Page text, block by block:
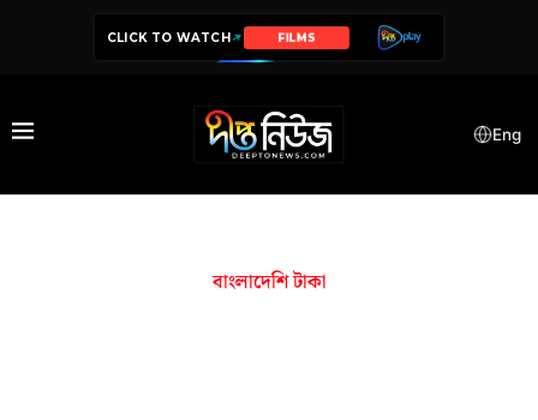
CLICK TO WATCH SERIES
Eng
বাংলাদেশি টাকা